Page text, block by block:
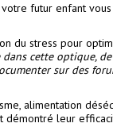
votre futur enfant
du stress pour
dans cette optique,
sur des
alimentation
démontré leur